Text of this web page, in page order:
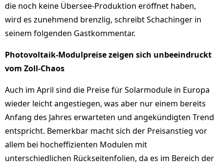
die noch keine Übersee-Produktion eröffnet haben,
wird es zunehmend brenzlig, schreibt Schachinger in
seinem folgenden Gastkommentar.
Photovoltaik-Modulpreise zeigen sich unbeeindruckt
vom Zoll-Chaos
Auch im April sind die Preise für Solarmodule in Europa
wieder leicht angestiegen, was aber nur einem bereits
Anfang des Jahres erwarteten und angekündigten Trend
entspricht. Bemerkbar macht sich der Preisanstieg vor
allem bei hocheffizienten Modulen mit
unterschiedlichen Rückseitenfolien, da es im Bereich der